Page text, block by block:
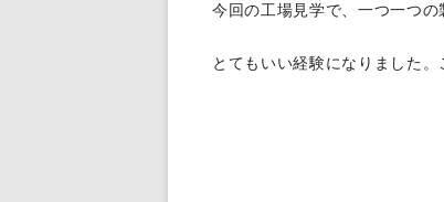
今回の工場見学で、一つ一つの
とてもいい経験になりました